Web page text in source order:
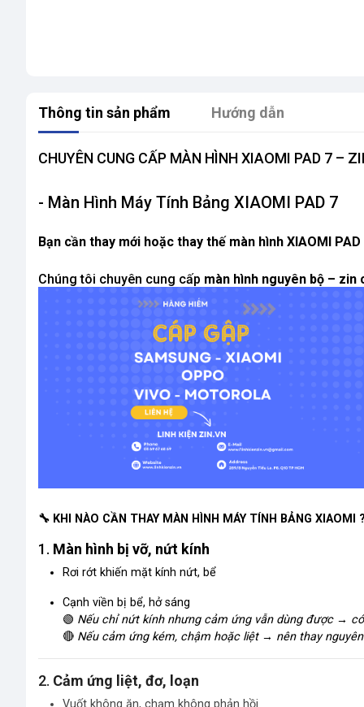
Thông tin sản phẩm Hướng dẫn
CHUYÊN CUNG CẤP MÀN HÌNH XIAOMI PAD 7 –
- Màn Hình Máy Tính Bảng XIAOMI PAD 7
Bạn cần thay mới hoặc thay thế màn hình XIAOMI PAD
Chúng tôi chuyên cung cấp màn hình nguyên bộ – zin
🔧 KHI NÀO CẦN THAY MÀN HÌNH MÁY TÍNH BẢNG XIAOMI ?
1. Màn hình bị vỡ, nứt kính
Rơi rớt khiến mặt kính nứt, bể
Cạnh viền bị bể, hở sáng
🟢 Nếu chỉ nứt kính nhưng cảm ứng vẫn dùng được →
🔴 Nếu cảm ứng kém, chậm hoặc liệt → nên thay
2. Cảm ứng liệt, đơ, loạn
Vuốt không ăn, chạm không phản hồi